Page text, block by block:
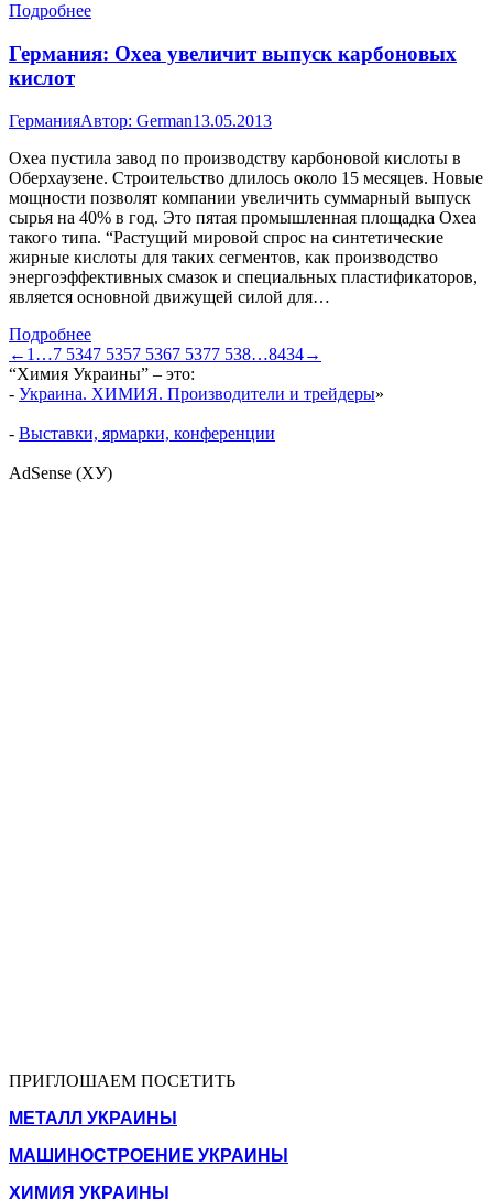
Подробнее
Германия: Oxea увеличит выпуск карбоновых
кислот
ГерманияАвтор: German13.05.2013
Oxea пустила завод по производству карбоновой кислоты в
Оберхаузене. Строительство длилось около 15 месяцев. Новые
мощности позволят компании увеличить суммарный выпуск
сырья на 40% в год. Это пятая промышленная площадка Oxea
такого типа. “Растущий мировой спрос на синтетические
жирные кислоты для таких сегментов, как производство
энергоэффективных смазок и специальных пластификаторов,
является основной движущей силой для…
Подробнее
← 1 …7 5347 5357 5367 5377 538…8434→
“Химия Украины” – это:
- Украина. ХИМИЯ. Производители и трейдеры»
- Выставки, ярмарки, конференции
AdSense (ХУ)
ПРИГЛОШАЕМ ПОСЕТИТЬ
МЕТАЛЛ УКРАИНЫ
МАШИНОСТРОЕНИЕ УКРАИНЫ
ХИМИЯ УКРАИНЫ